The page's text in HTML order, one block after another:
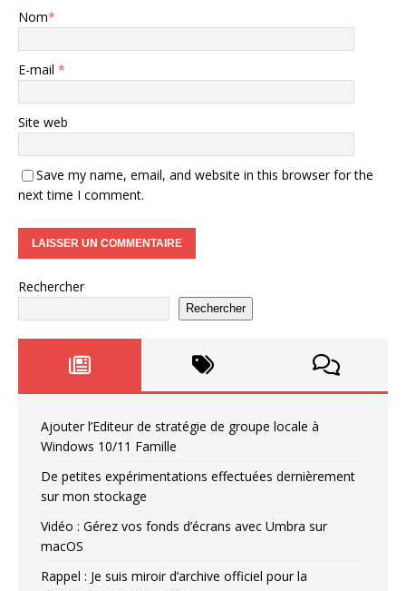
Nom*
E-mail *
Site web
Save my name, email, and website in this browser for the
next time I comment.
Rechercher
Rechercher
Ajouter l’Editeur de stratégie de groupe locale à
Windows 10/11 Famille
De petites expérimentations effectuées dernièrement
sur mon stockage
Vidéo : Gérez vos fonds d’écrans avec Umbra sur
macOS
Rappel : Je suis miroir d’archive officiel pour la